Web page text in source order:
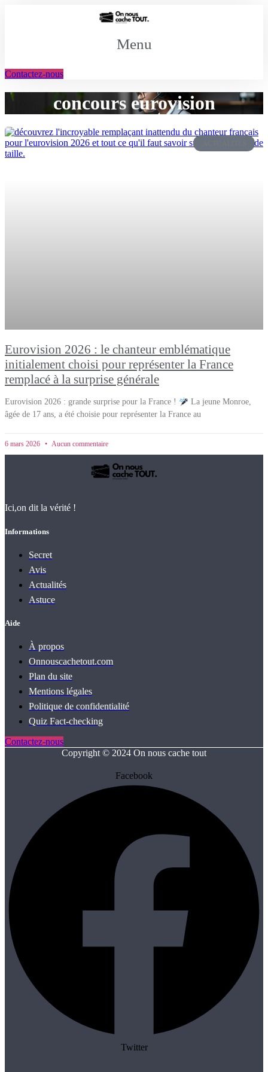
Menu
Contactez-nous
concours eurovision
Eurovision 2026 : le chanteur emblématique
initialement choisi pour représenter la France
remplacé à la surprise générale
Eurovision 2026 : grande surprise pour la France !
La jeune Monroe,
âgée de 17 ans, a été choisie pour représenter la France au
6 mars 2026 Aucun commentaire
Ici,on dit la vérité !
Informations
Secret
Avis
Actualités
Astuce
Aide
À propos
Onnouscachetout.com
Plan du site
Mentions légales
Politique de confidentialité
Quiz Fact‑checking
Contactez-nous
Copyright © 2024 On nous cache tout
Facebook
Twitter